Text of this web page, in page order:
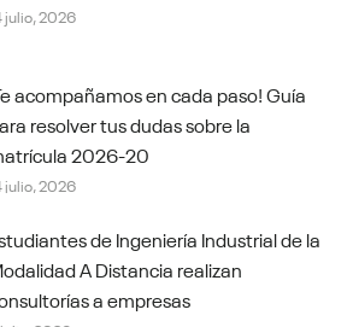
julio, 2026
acompañamos en cada paso! Guía
resolver tus dudas sobre la
2026-20
julio, 2026
de Ingeniería Industrial de la
A Distancia realizan
a empresas